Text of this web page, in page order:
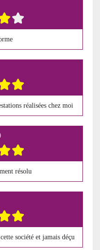
réalisées chez moi
résolu
société et jamais déçu